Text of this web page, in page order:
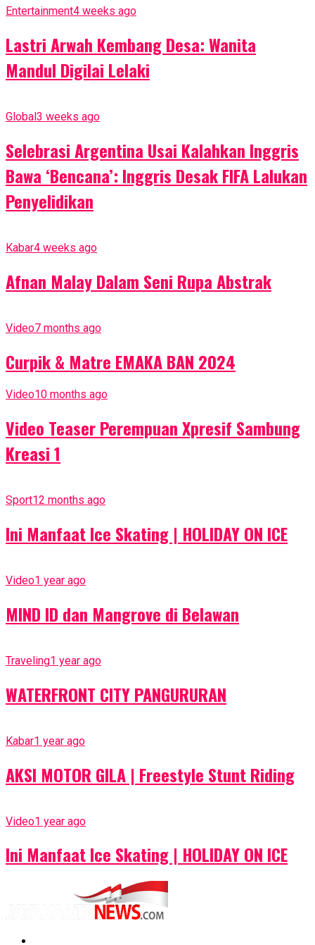
Entertainment4 weeks ago
Lastri Arwah Kembang Desa: Wanita
Mandul Digilai Lelaki
Global3 weeks ago
Selebrasi Argentina Usai Kalahkan Inggris
Bawa ‘Bencana’: Inggris Desak FIFA Lalukan
Penyelidikan
Kabar4 weeks ago
Afnan Malay Dalam Seni Rupa Abstrak
Video7 months ago
Curpik & Matre EMAKA BAN 2024
Video10 months ago
Video Teaser Perempuan Xpresif Sambung
Kreasi 1
Sport12 months ago
Ini Manfaat Ice Skating | HOLIDAY ON ICE
Video1 year ago
MIND ID dan Mangrove di Belawan
Traveling1 year ago
WATERFRONT CITY PANGURURAN
Kabar1 year ago
AKSI MOTOR GILA | Freestyle Stunt Riding
Video1 year ago
Ini Manfaat Ice Skating | HOLIDAY ON ICE